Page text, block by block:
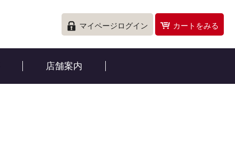
マイページログイン カートをみる
店舗案内